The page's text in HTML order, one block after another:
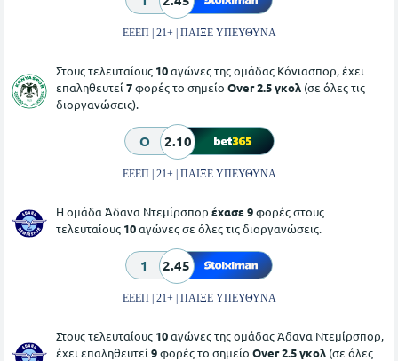
ΕΕΕΠ | 21+ | ΠΑΙΞΕ ΥΠΕΥΘΥΝΑ
Στους τελευταίους 10αγώνες της ομάδας Κόνιασπορ, έχει
επαληθευτεί 7φορές το σημείο Over 2.5 γκολ (σε όλες τις
διοργανώσεις).
O 2.10
ΕΕΕΠ | 21+ | ΠΑΙΞΕ ΥΠΕΥΘΥΝΑ
Η ομάδα Άδανα Ντεμίρσπορ έχασε 9φορές στους
τελευταίους 10αγώνες σε όλες τις διοργανώσεις.
1 2.45
ΕΕΕΠ | 21+ | ΠΑΙΞΕ ΥΠΕΥΘΥΝΑ
Στους τελευταίους 10αγώνες της ομάδας Άδανα Ντεμίρσπορ,
έχει επαληθευτεί 9φορές το σημείο Over 2.5 γκολ (σε όλες